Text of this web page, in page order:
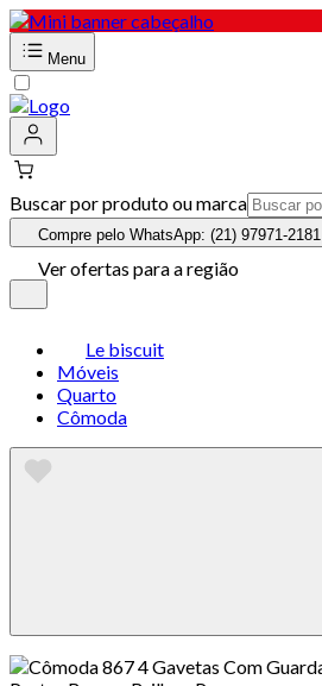
Menu
Buscar por produto ou marca
Compre pelo WhatsApp: (21) 97971-2181
Ver ofertas para a região
Le biscuit
Móveis
Quarto
Cômoda